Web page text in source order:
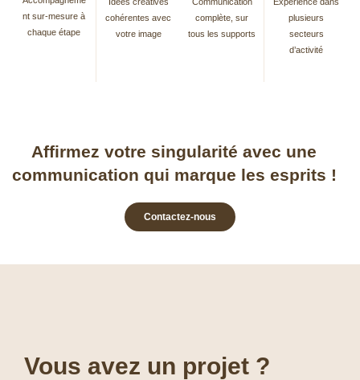
nt sur-mesure à
chaque étape
cohérentes avec
votre image
complète, sur
tous les supports
plusieurs
secteurs
d’activité
Affirmez votre singularité avec une
communication qui marque les esprits !
Contactez-nous
Vous avez un projet ?